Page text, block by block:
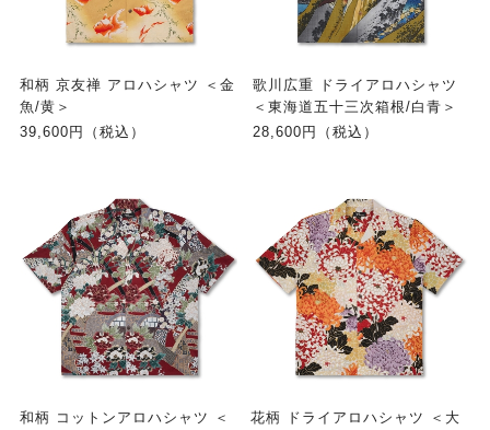
和柄 京友禅 アロハシャツ ＜金
魚/黄＞
39,600円（税込）
歌川広重 ドライアロハシャツ
＜東海道五十三次箱根/白青＞
28,600円（税込）
和柄 コットンアロハシャツ ＜
花柄 ドライアロハシャツ ＜大